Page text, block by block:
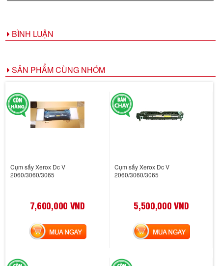
BÌNH LUẬN
SẢN PHẨM CÙNG NHÓM
Cụm sấy Xerox Dc V
2060/3060/3065
7,600,000 VND
MUA NGAY
Cụm sấy Xerox Dc V
2060/3060/3065
5,500,000 VND
MUA NGAY